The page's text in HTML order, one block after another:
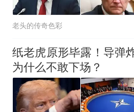
老头的传奇色彩
纸老虎原形毕露！导弹
为什么不敢下场？